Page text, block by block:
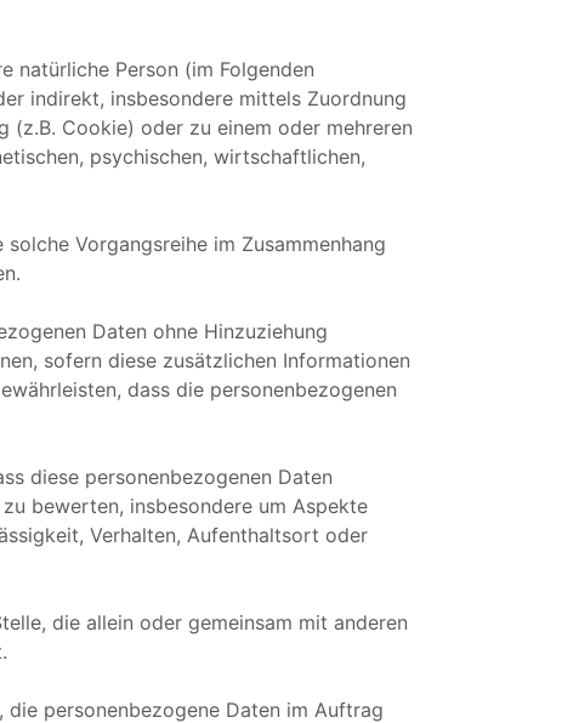
natürliche Person (im Folgenden
indirekt, insbesondere mittels Zuordnung
(z.B. Cookie) oder zu einem oder mehreren
psychischen, wirtschaftlichen,
Vorgangsreihe im Zusammenhang
Daten ohne Hinzuziehung
sofern diese zusätzlichen Informationen
dass die personenbezogenen
diese personenbezogenen Daten
bewerten, insbesondere um Aspekte
Verhalten, Aufenthaltsort oder
die allein oder gemeinsam mit anderen
die personenbezogene Daten im Auftrag